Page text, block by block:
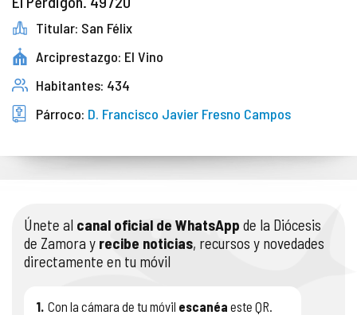
Titular: San Félix
Arciprestazgo: El Vino
Habitantes: 434
Párroco: D. Francisco Javier Fresno Campos
Únete al canal oficial de WhatsApp de la Diócesis
de Zamora y recibe noticias, recursos y novedades
directamente en tu móvil
1. Con la cámara de tu móvil escanéa este QR.